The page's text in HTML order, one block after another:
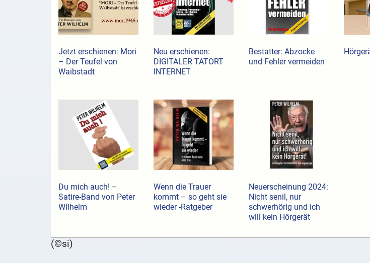
Jetzt erschienen: Mori
– Der Teufel von
Waibstadt
Neu erschienen:
DIGITALER TATORT
INTERNET
Bestatter: Abzocke
und Fehler vermeiden
Du mich auch! –
Satire-Band von Peter
Wilhelm
Wenn die Trauer
kommt – so geht sie
wieder -Ratgeber
Neuerscheinung 2024:
Nicht senil, nur
schwerhörig und ich
will kein Hörgerät
(©si)